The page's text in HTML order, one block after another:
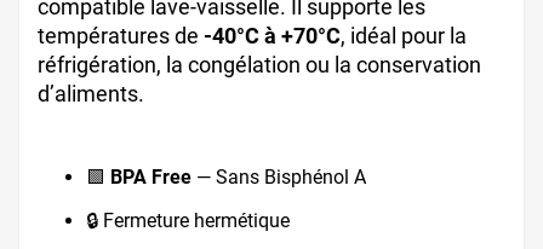
compatible lave-vaisselle. Il supporte les
températures de -40°C à +70°C, idéal pour la
réfrigération, la congélation ou la conservation
d’aliments.
🟩 BPA Free — Sans Bisphénol A
🔒 Fermeture hermétique